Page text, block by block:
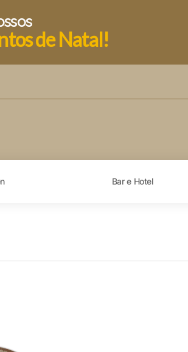
de Natal!
Bar e Hotel